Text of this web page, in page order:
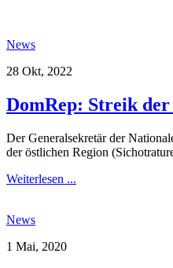
News
28 Okt, 2022
DomRep: Streik
Der Generalsekretär der
der östlichen Region
Weiterlesen ...
News
1 Mai, 2020